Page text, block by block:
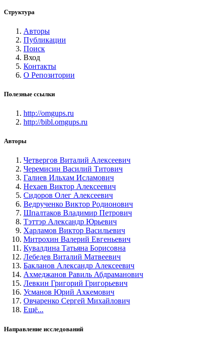
Структура
Авторы
Публикации
Поиск
Вход
Контакты
О Репозитории
Полезные ссылки
http://omgups.ru
http://bibl.omgups.ru
Авторы
Четвергов Виталий Алексеевич
Черемисин Василий Титович
Галиев Ильхам Исламович
Нехаев Виктор Алексеевич
Сидоров Олег Алексеевич
Ведрученко Виктор Родионович
Шпалтаков Владимир Петрович
Тэттэр Александр Юрьевич
Харламов Виктор Васильевич
Митрохин Валерий Евгеньевич
Кувалдина Татьяна Борисовна
Лебедев Виталий Матвеевич
Бакланов Александр Алексеевич
Ахмеджанов Равиль Абдраманович
Левкин Григорий Григорьевич
Усманов Юрий Ахкемович
Овчаренко Сергей Михайлович
Ещё...
Направление исследований